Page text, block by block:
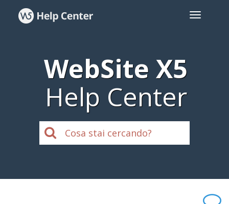
WebSite X5
Help Center